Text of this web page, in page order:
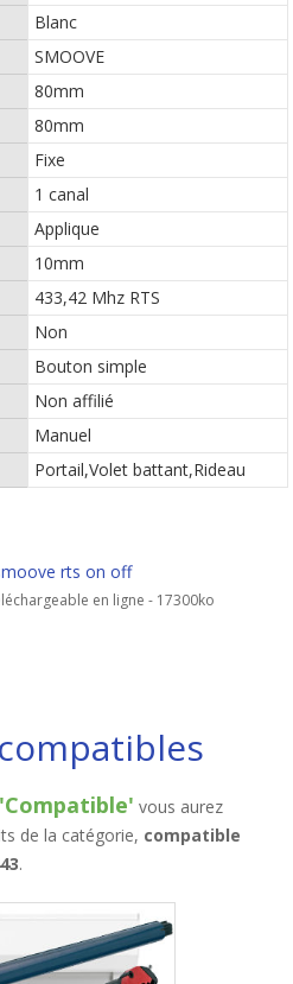
Blanc
SMOOVE
80mm
80mm
Fixe
1 canal
Applique
10mm
433,42 Mhz RTS
Non
Bouton simple
Non affilié
Manuel
Portail,Volet battant,Rideau
rts on off
en ligne - 17300ko
'Compatible' vous aurez
de la catégorie, compatible
.